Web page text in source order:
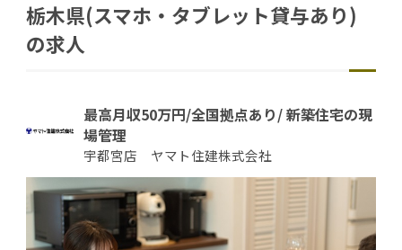
栃木県(スマホ・タブレット貸与あり)
の求人
最高月収50万円/全国拠点あり/ 新築住宅の現
場管理
宇都宮店 ヤマト住建株式会社